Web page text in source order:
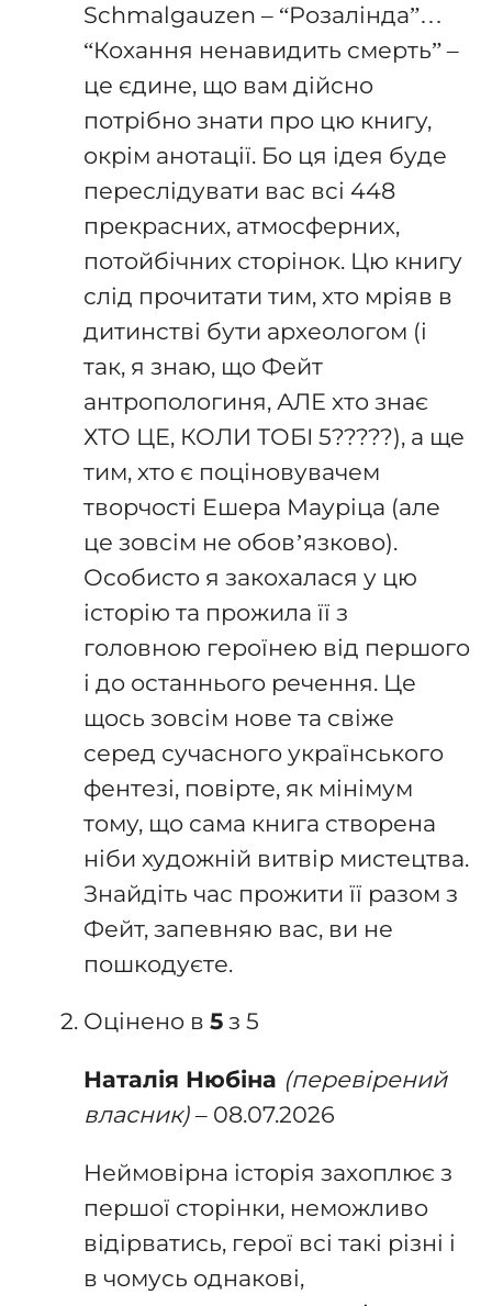
Schmalgauzen – “Розалінда”…
“Кохання ненавидить смерть” –
це єдине, що вам дійсно
потрібно знати про цю книгу,
окрім анотації. Бо ця ідея буде
переслідувати вас всі 448
прекрасних, атмосферних,
потойбічних сторінок. Цю книгу
слід прочитати тим, хто мріяв в
дитинстві бути археологом (і
так, я знаю, що Фейт
антропологиня, АЛЕ хто знає
ХТО ЦЕ, КОЛИ ТОБІ 5?????), а ще
тим, хто є поціновувачем
творчості Ешера Мауріца (але
це зовсім не обов’язково).
Особисто я закохалася у цю
історію та прожила її з
головною героїнею від першого
і до останнього речення. Це
щось зовсім нове та свіже
серед сучасного українського
фентезі, повірте, як мінімум
тому, що сама книга створена
ніби художній витвір мистецтва.
Знайдіть час прожити її разом з
Фейт, запевняю вас, ви не
пошкодуєте.
Оцінено в 5 з 5
Наталія Нюбіна (перевірений
власник) – 08.07.2026
Неймовірна історія захоплює з
першої сторінки, неможливо
відірватись, герої всі такі різні і
в чомусь однакові,